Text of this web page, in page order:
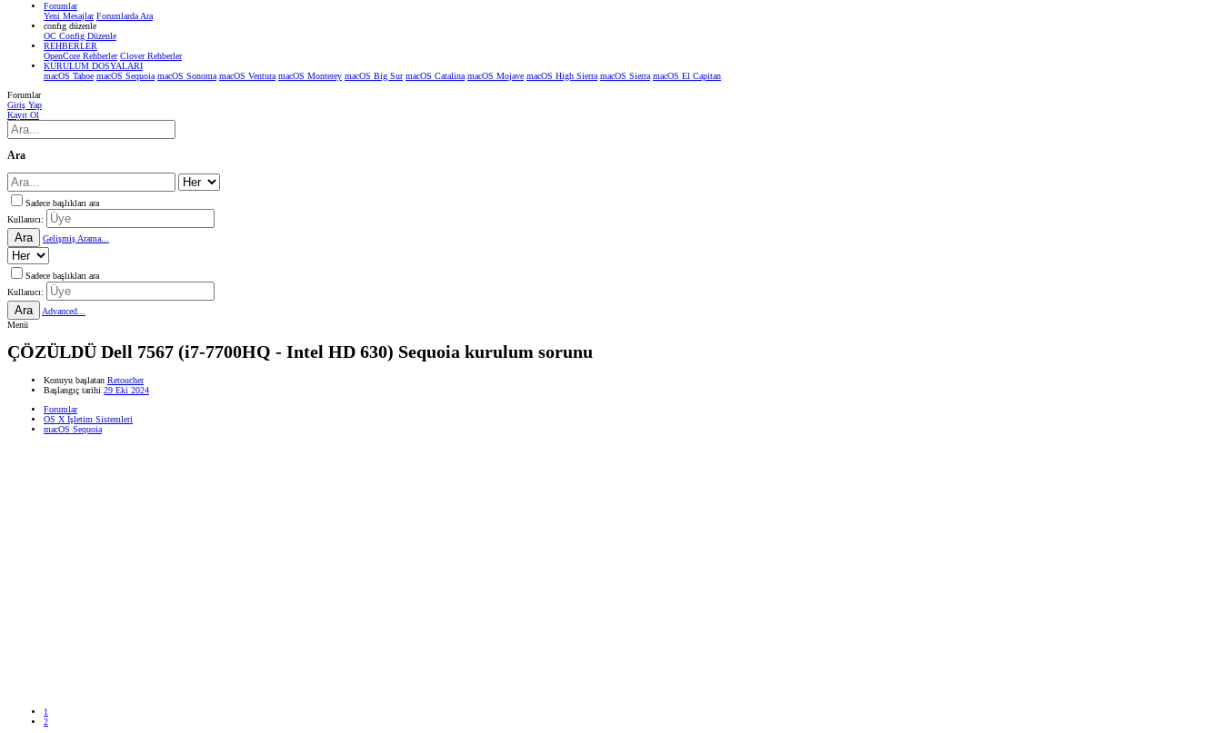
Forumlar
Yeni Mesajlar Forumlarda Ara
confıg düzenle
OC Config Düzenle
REHBERLER
OpenCore Rehberler Clover Rehberler
KURULUM DOSYALARI
macOS Tahoe macOS Sequoia macOS Sonoma macOS Ventura macOS Monterey macOS Big Sur macOS Catalina macOS Mojave macOS High Sierra macOS Sierra macOS El Capitan
Forumlar
Giriş Yap
Kayıt Ol
Ara
Sadece başlıkları ara
Kullanıcı:
Ara Gelişmiş Arama...
Sadece başlıkları ara
Kullanıcı:
Ara
Advanced...
Menü
ÇÖZÜLDÜ Dell 7567 (i7-7700HQ - Intel HD 630) Sequoia kurulum sorunu
Konuyu başlatan Retoucher
Başlangıç tarihi 29 Eki 2024
Forumlar
OS X İşletim Sistemleri
macOS Sequoia
1
2